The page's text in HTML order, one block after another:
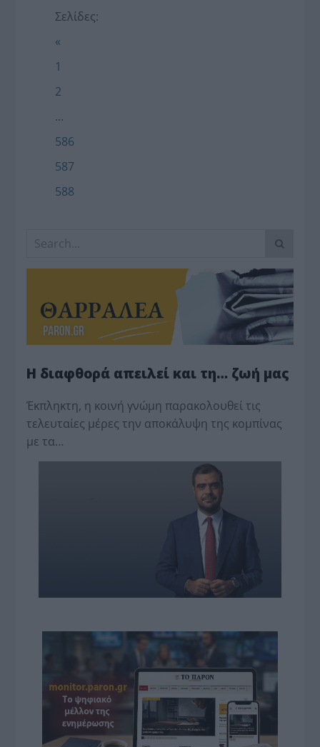
Σελίδες:
«
1
2
...
586
587
588
Η διαφθορά απειλεί και τη… ζωή μας
Έκπληκτη, η κοινή γνώμη παρακολουθεί τις
τελευταίες μέρες την αποκάλυψη της κο­μπίνας
με τα…